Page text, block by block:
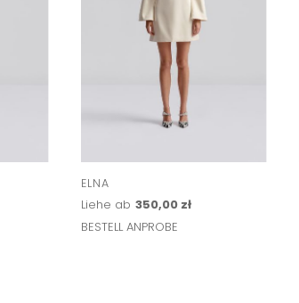
ELNA
Liehe ab 350,00 zł
BESTELL ANPROBE